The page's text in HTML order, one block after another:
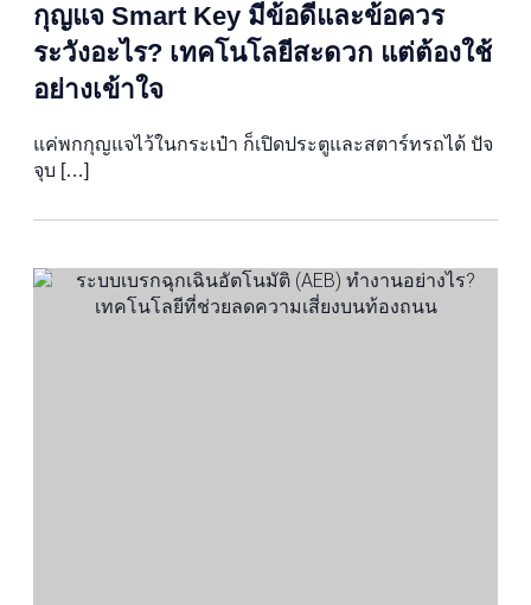
กุญแจ Smart Key มีข้อดีและข้อควร
ระวังอะไร? เทคโนโลยีสะดวก แต่ต้องใช้
อย่างเข้าใจ
แค่พกกุญแจไว้ในกระเป๋า ก็เปิดประตูและสตาร์ทรถได้ ปัจ
จุบ […]